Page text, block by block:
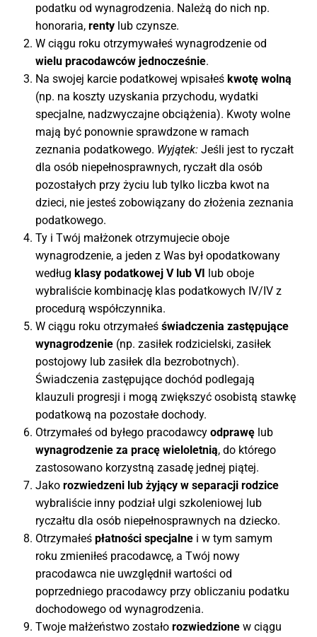
podatku od wynagrodzenia. Należą do nich np.
honoraria, renty lub czynsze.
W ciągu roku otrzymywałeś wynagrodzenie od
wielu pracodawców jednocześnie.
Na swojej karcie podatkowej wpisałeś kwotę wolną
(np. na koszty uzyskania przychodu, wydatki
specjalne, nadzwyczajne obciążenia). Kwoty wolne
mają być ponownie sprawdzone w ramach
zeznania podatkowego. Wyjątek: Jeśli jest to ryczałt
dla osób niepełnosprawnych, ryczałt dla osób
pozostałych przy życiu lub tylko liczba kwot na
dzieci, nie jesteś zobowiązany do złożenia zeznania
podatkowego.
Ty i Twój małżonek otrzymujecie oboje
wynagrodzenie, a jeden z Was był opodatkowany
według klasy podatkowej V lub VI lub oboje
wybraliście kombinację klas podatkowych IV/IV z
procedurą współczynnika.
W ciągu roku otrzymałeś świadczenia zastępujące
wynagrodzenie (np. zasiłek rodzicielski, zasiłek
postojowy lub zasiłek dla bezrobotnych).
Świadczenia zastępujące dochód podlegają
klauzuli progresji i mogą zwiększyć osobistą stawkę
podatkową na pozostałe dochody.
Otrzymałeś od byłego pracodawcy odprawę lub
wynagrodzenie za pracę wieloletnią, do którego
zastosowano korzystną zasadę jednej piątej.
Jako rozwiedzeni lub żyjący w separacji rodzice
wybraliście inny podział ulgi szkoleniowej lub
ryczałtu dla osób niepełnosprawnych na dziecko.
Otrzymałeś płatności specjalne i w tym samym
roku zmieniłeś pracodawcę, a Twój nowy
pracodawca nie uwzględnił wartości od
poprzedniego pracodawcy przy obliczaniu podatku
dochodowego od wynagrodzenia.
Twoje małżeństwo zostało rozwiedzione w ciągu